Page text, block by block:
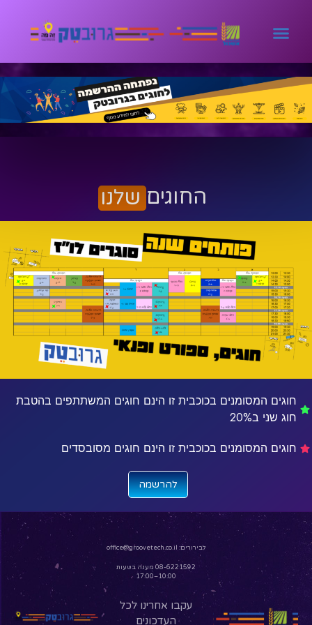
החוגים שלנו
חוגים המסומנים בכוכבית זו הינם חוגים המשתתפים בהטבת
חוג שני ב20%
חוגים המסומנים בכוכבית זו הינם חוגים מסובסדים
להרשמה
לבירורים: office@groovetech.co.il
08-6221592 מענה בשעות
10:00–17:00
עקבו אחרינו לכל
העדכונים